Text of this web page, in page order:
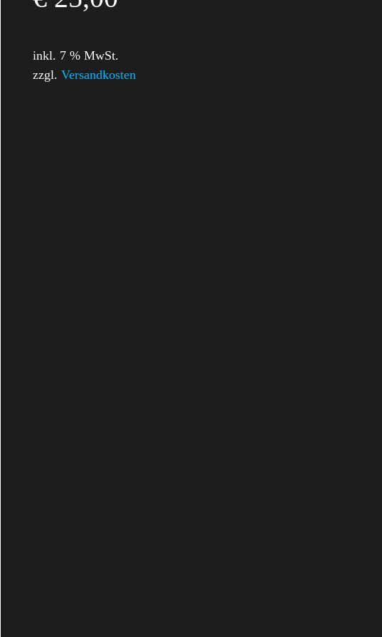
inkl. 7 % MwSt.
zzgl. Versandkosten